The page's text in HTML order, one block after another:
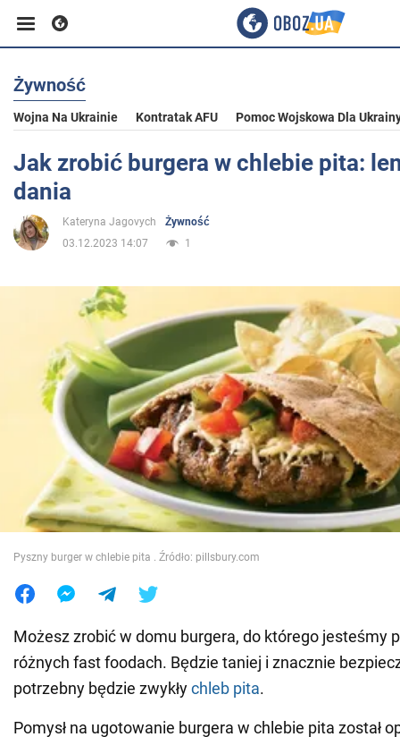
Biznes
Sport
Rozrywka
Społeczeństwo
Wojna na Ukrainie
Świat
Jedzenie
Żywność
Wojna Na Ukrainie Kontratak AFU Pomoc Wojskowa Dla
Jak zrobić burgera w chlebie pita:
dania
Kateryna Jagovych
Żywność
03.12.2023 14:07
1
Pyszny burger w chlebie pita . Źródło: pillsbury.com
Możesz zrobić w domu burgera, do którego jesteśmy
różnych fast foodach. Będzie taniej i znacznie
potrzebny będzie zwykłychleb pita.
Pomysł na ugotowanie burgera w chlebie pita został